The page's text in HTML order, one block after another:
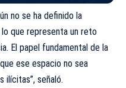
no se ha definido la
que representa un reto
El papel fundamental de la
ese espacio no sea
ilícitas”, señaló.